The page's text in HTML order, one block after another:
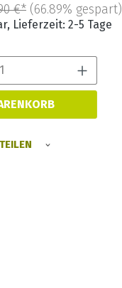
€* (66.89% gespart)
Lieferzeit: 2-5 Tage
TEILEN